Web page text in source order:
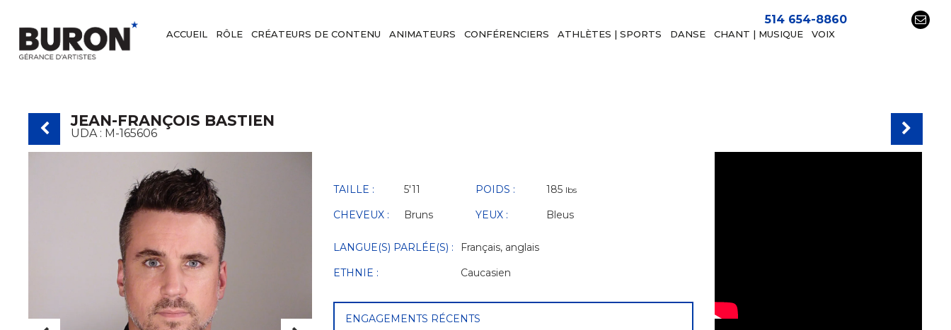
514 654-8860
ACCUEIL RÔLE CRÉATEURS DE CONTENU ANIMATEURS CONFÉRENCIERS ATHLÈTES | SPORTS DANSE CHANT | MUSIQUE VOIX
JEAN-FRANÇOIS BASTIEN
UDA : M-165606
TAILLE : 5'11 POIDS : 185 lbs
CHEVEUX : Bruns YEUX : Bleus
LANGUE(S) PARLÉE(S) :
Français, anglais
ETHNIE :
Caucasien
ENGAGEMENTS RÉCENTS